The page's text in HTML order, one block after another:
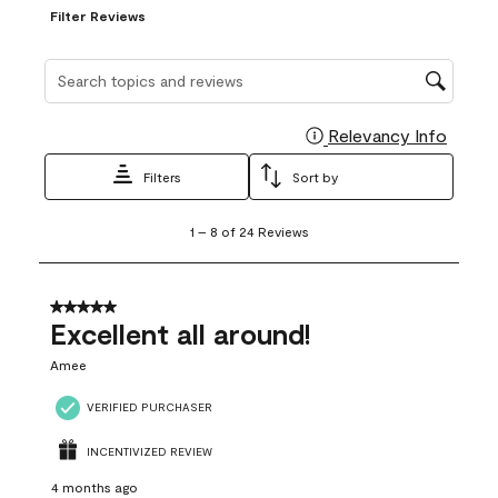
Filter Reviews
Relevancy Info
Filters Sort by
8
24
Reviews
1 – 8 of 24 Reviews
5 out of 5 stars.
Excellent all around!
Amee
VERIFIED PURCHASER
INCENTIVIZED REVIEW
4 months ago